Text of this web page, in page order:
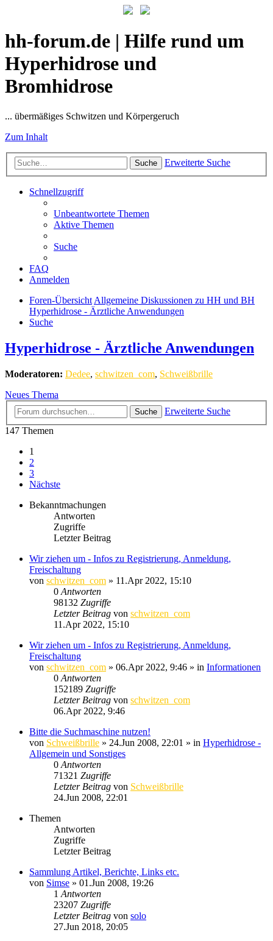
hh-forum.de | Hilfe rund um
Hyperhidrose und
Bromhidrose
... übermäßiges Schwitzen und Körpergeruch
Zum Inhalt
Suche Erweiterte Suche
Schnellzugriff
Unbeantwortete Themen
Aktive Themen
Suche
FAQ
Anmelden
Foren-ÜbersichtAllgemeine Diskussionen zu HH und BH
Hyperhidrose - Ärztliche Anwendungen
Suche
Hyperhidrose - Ärztliche Anwendungen
Moderatoren: Dedee, schwitzen_com, Schweißbrille
Neues Thema
Suche
Erweiterte Suche
147 Themen
1
2
3
Nächste
Bekanntmachungen
Antworten
Zugriffe
Letzter Beitrag
Wir ziehen um - Infos zu Registrierung, Anmeldung,
Freischaltung
von schwitzen_com » 11.Apr 2022, 15:10
0 Antworten
98132 Zugriffe
Letzter Beitrag von schwitzen_com
11.Apr 2022, 15:10
Wir ziehen um - Infos zu Registrierung, Anmeldung,
Freischaltung
von schwitzen_com » 06.Apr 2022, 9:46 » in Informationen
0 Antworten
152189 Zugriffe
Letzter Beitrag von schwitzen_com
06.Apr 2022, 9:46
Bitte die Suchmaschine nutzen!
von Schweißbrille » 24.Jun 2008, 22:01 » in Hyperhidrose -
Allgemein und Sonstiges
0 Antworten
71321 Zugriffe
Letzter Beitrag von Schweißbrille
24.Jun 2008, 22:01
Themen
Antworten
Zugriffe
Letzter Beitrag
Sammlung Artikel, Berichte, Links etc.
von Simse » 01.Jun 2008, 19:26
1 Antworten
23207 Zugriffe
Letzter Beitrag von solo
27.Jun 2018, 20:05